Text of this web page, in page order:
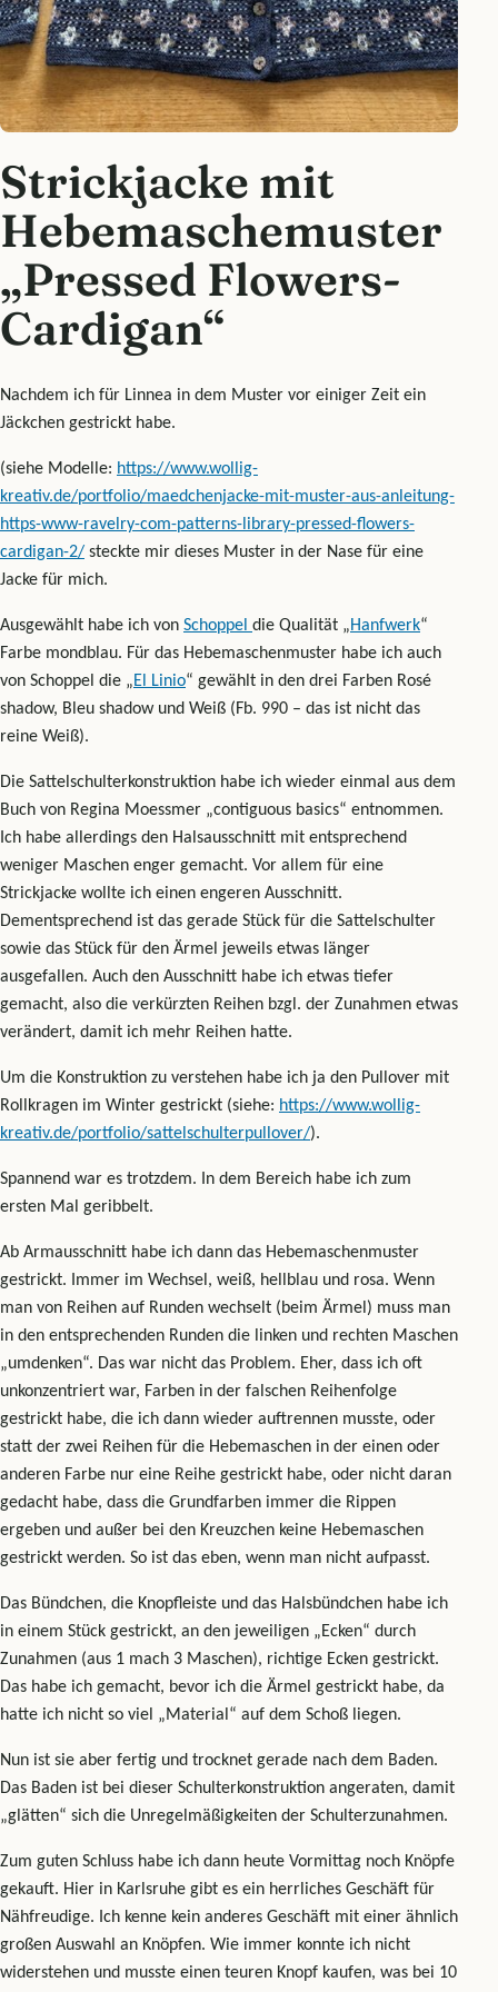
Strickjacke mit
Hebemaschemuster
„Pressed Flowers-
Cardigan“
Nachdem ich für Linnea in dem Muster vor einiger Zeit ein
Jäckchen gestrickt habe.
(siehe Modelle: https://www.wollig-
kreativ.de/portfolio/maedchenjacke-mit-muster-aus-anleitung-
https-www-ravelry-com-patterns-library-pressed-flowers-
cardigan-2/ steckte mir dieses Muster in der Nase für eine
Jacke für mich.
Ausgewählt habe ich von Schoppel die Qualität „Hanfwerk“
Farbe mondblau. Für das Hebemaschenmuster habe ich auch
von Schoppel die „El Linio“ gewählt in den drei Farben Rosé
shadow, Bleu shadow und Weiß (Fb. 990 – das ist nicht das
reine Weiß).
Die Sattelschulterkonstruktion habe ich wieder einmal aus dem
Buch von Regina Moessmer „contiguous basics“ entnommen.
Ich habe allerdings den Halsausschnitt mit entsprechend
weniger Maschen enger gemacht. Vor allem für eine
Strickjacke wollte ich einen engeren Ausschnitt.
Dementsprechend ist das gerade Stück für die Sattelschulter
sowie das Stück für den Ärmel jeweils etwas länger
ausgefallen. Auch den Ausschnitt habe ich etwas tiefer
gemacht, also die verkürzten Reihen bzgl. der Zunahmen etwas
verändert, damit ich mehr Reihen hatte.
Um die Konstruktion zu verstehen habe ich ja den Pullover mit
Rollkragen im Winter gestrickt (siehe: https://www.wollig-
kreativ.de/portfolio/sattelschulterpullover/).
Spannend war es trotzdem. In dem Bereich habe ich zum
ersten Mal geribbelt.
Ab Armausschnitt habe ich dann das Hebemaschenmuster
gestrickt. Immer im Wechsel, weiß, hellblau und rosa. Wenn
man von Reihen auf Runden wechselt (beim Ärmel) muss man
in den entsprechenden Runden die linken und rechten Maschen
„umdenken“. Das war nicht das Problem. Eher, dass ich oft
unkonzentriert war, Farben in der falschen Reihenfolge
gestrickt habe, die ich dann wieder auftrennen musste, oder
statt der zwei Reihen für die Hebemaschen in der einen oder
anderen Farbe nur eine Reihe gestrickt habe, oder nicht daran
gedacht habe, dass die Grundfarben immer die Rippen
ergeben und außer bei den Kreuzchen keine Hebemaschen
gestrickt werden. So ist das eben, wenn man nicht aufpasst.
Das Bündchen, die Knopfleiste und das Halsbündchen habe ich
in einem Stück gestrickt, an den jeweiligen „Ecken“ durch
Zunahmen (aus 1 mach 3 Maschen), richtige Ecken gestrickt.
Das habe ich gemacht, bevor ich die Ärmel gestrickt habe, da
hatte ich nicht so viel „Material“ auf dem Schoß liegen.
Nun ist sie aber fertig und trocknet gerade nach dem Baden.
Das Baden ist bei dieser Schulterkonstruktion angeraten, damit
„glätten“ sich die Unregelmäßigkeiten der Schulterzunahmen.
Zum guten Schluss habe ich dann heute Vormittag noch Knöpfe
gekauft. Hier in Karlsruhe gibt es ein herrliches Geschäft für
Nähfreudige. Ich kenne kein anderes Geschäft mit einer ähnlich
großen Auswahl an Knöpfen. Wie immer konnte ich nicht
widerstehen und musste einen teuren Knopf kaufen, was bei 10